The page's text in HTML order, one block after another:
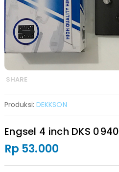
SHARE
Produksi: DEKKSON
Engsel 4 inch DKS 0940
Rp 53.000